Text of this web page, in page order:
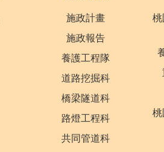
施政計畫
施政報告
養護工程隊
道路挖掘科
橋梁隧道科
路燈工程科
共同管道科
桃
桃